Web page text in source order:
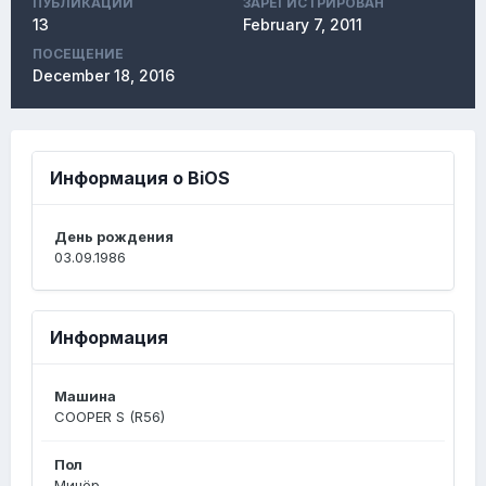
13 February 7, 2011
ПОСЕЩЕНИЕ
December 18, 2016
Информация о BiOS
День рождения
03.09.1986
Информация
Машина
COOPER S (R56)
Пол